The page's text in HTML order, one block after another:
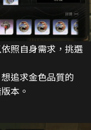
照自身需求，挑選
追求金色品質的
本。